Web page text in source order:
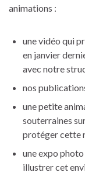
animations :
une vidéo qui
en janvier
avec notre
nos
une petite
souterraines
protéger cette
une expo
illustrer cet